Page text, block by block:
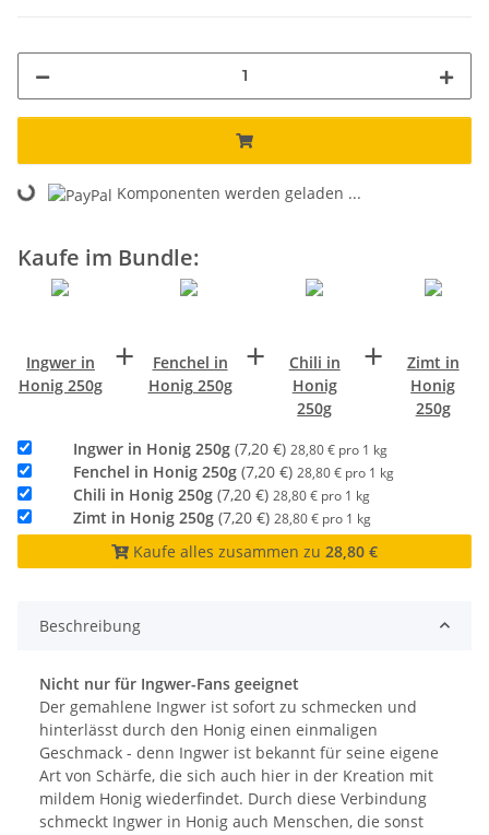
Loading... Komponenten werden geladen ...
Kaufe im Bundle:
Ingwer in
Honig 250g
+
Fenchel in
Honig 250g
+
Chili in
Honig
250g
+
Zimt in
Honig
250g
Ingwer in Honig 250g(7,20 €) 28,80 € pro 1 kg
Fenchel in Honig 250g(7,20 €) 28,80 € pro 1 kg
Chili in Honig 250g(7,20 €) 28,80 € pro 1 kg
Zimt in Honig 250g(7,20 €) 28,80 € pro 1 kg
Kaufe alles zusammen zu 28,80 €
Beschreibung
Nicht nur für Ingwer-Fans geeignet
Der gemahlene Ingwer ist sofort zu schmecken und
hinterlässt durch den Honig einen einmaligen
Geschmack - denn Ingwer ist bekannt für seine eigene
Art von Schärfe, die sich auch hier in der Kreation mit
mildem Honig wiederfindet. Durch diese Verbindung
schmeckt Ingwer in Honig auch Menschen, die sonst